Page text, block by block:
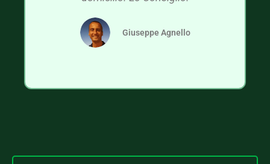
Giuseppe Agnello